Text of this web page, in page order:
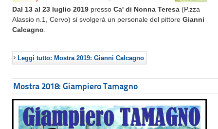
Dal 13 al 23 luglio 2019 presso Ca' di Nonna Teresa (P.zza
Alassio n.1, Cervo) si svolgerà un personale del pittore Gianni
Calcagno
Leggi tutto: Mostra 2019: Gianni Calcagno
Mostra 2018: Giampiero Tamagno